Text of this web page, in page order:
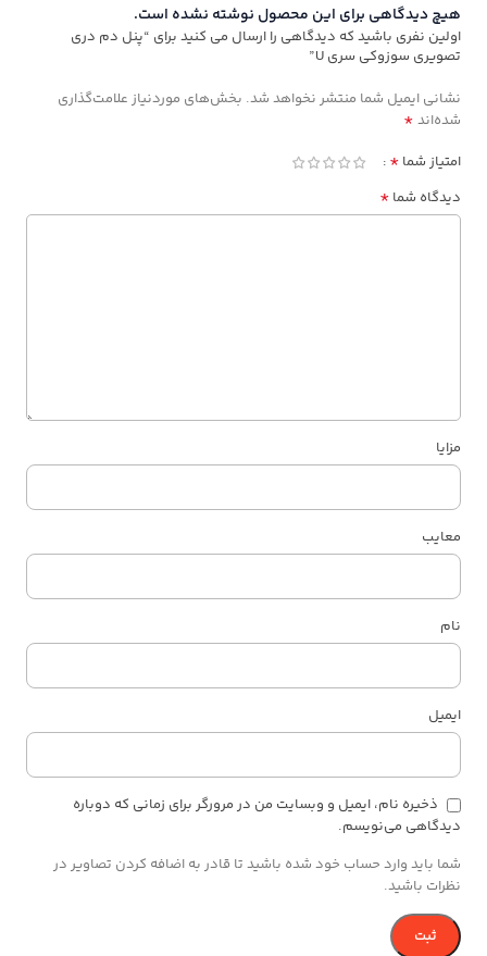
هیچ دیدگاهی برای این محصول نوشته نشده است.
اولین نفری باشید که دیدگاهی را ارسال می کنید برای “پنل دم دری
تصویری سوزوکی سری U”
نشانی ایمیل شما منتشر نخواهد شد. بخش‌های موردنیاز علامت‌گذاری
شده‌اند *
امتیاز شما *
دیدگاه شما *
مزایا
معایب
نام
ایمیل
ذخیره نام، ایمیل و وبسایت من در مرورگر برای زمانی که دوباره
دیدگاهی می‌نویسم.
شما باید وارد حساب خود شده باشید تا قادر به اضافه کردن تصاویر در
نظرات باشید.